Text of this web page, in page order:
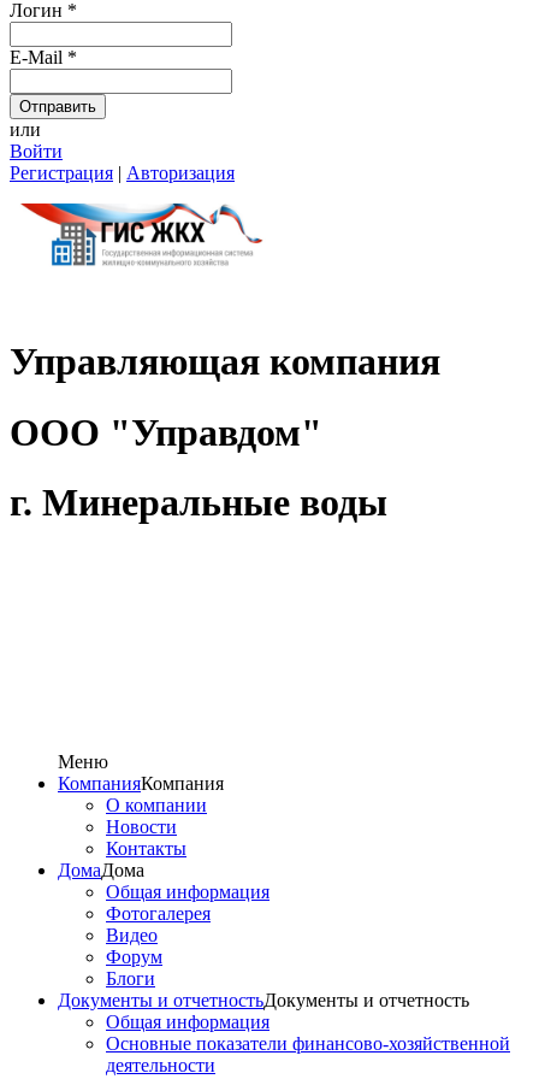
Логин *
E-Mail *
или
Войти
Регистрация | Авторизация
Управляющая компания
ООО "Управдом"
г. Минеральные воды
Меню
КомпанияКомпания
О компании
Новости
Контакты
ДомаДома
Общая информация
Фотогалерея
Видео
Форум
Блоги
Документы и отчетностьДокументы и отчетность
Общая информация
Основные показатели финансово-хозяйственной
деятельности